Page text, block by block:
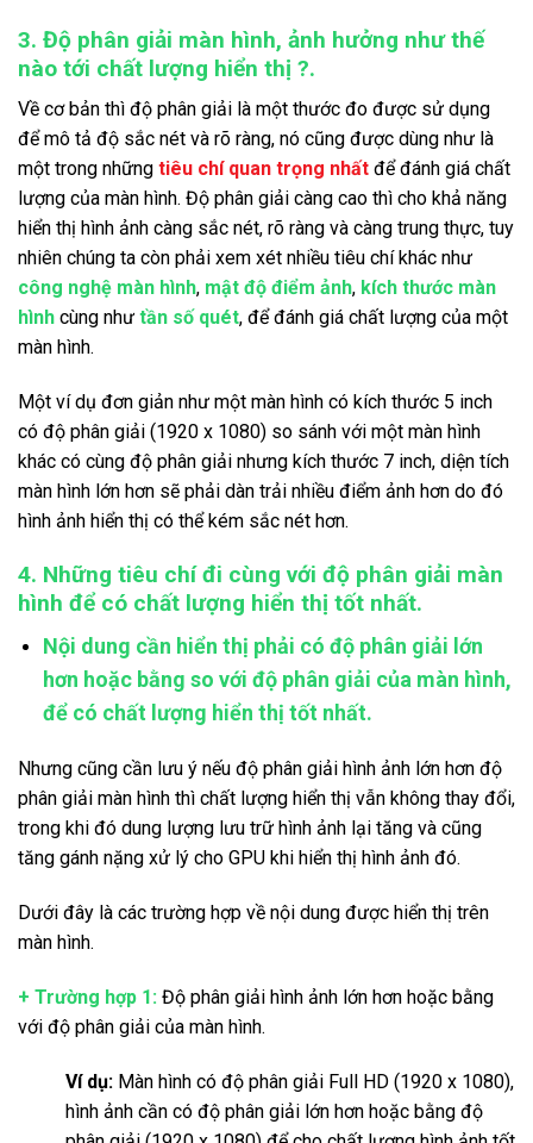
3. Độ phân giải màn hình, ảnh hưởng như thế
nào tới chất lượng hiển thị ?.
Về cơ bản thì độ phân giải là một thước đo được sử dụng
để mô tả độ sắc nét và rõ ràng, nó cũng được dùng như là
một trong những tiêu chí quan trọng nhất để đánh giá chất
lượng của màn hình. Độ phân giải càng cao thì cho khả năng
hiển thị hình ảnh càng sắc nét, rõ ràng và càng trung thực, tuy
nhiên chúng ta còn phải xem xét nhiều tiêu chí khác như
công nghệ màn hình, mật độ điểm ảnh, kích thước màn
hình cùng như tần số quét, để đánh giá chất lượng của một
màn hình.
Một ví dụ đơn giản như một màn hình có kích thước 5 inch
có độ phân giải (1920 x 1080) so sánh với một màn hình
khác có cùng độ phân giải nhưng kích thước 7 inch, diện tích
màn hình lớn hơn sẽ phải dàn trải nhiều điểm ảnh hơn do đó
hình ảnh hiển thị có thể kém sắc nét hơn.
4. Những tiêu chí đi cùng với độ phân giải màn
hình để có chất lượng hiển thị tốt nhất.
Nội dung cần hiển thị phải có độ phân giải lớn
hơn hoặc bằng so với độ phân giải của màn hình,
để có chất lượng hiển thị tốt nhất.
Nhưng cũng cần lưu ý nếu độ phân giải hình ảnh lớn hơn độ
phân giải màn hình thì chất lượng hiển thị vẫn không thay đổi,
trong khi đó dung lượng lưu trữ hình ảnh lại tăng và cũng
tăng gánh nặng xử lý cho GPU khi hiển thị hình ảnh đó.
Dưới đây là các trường hợp về nội dung được hiển thị trên
màn hình.
+ Trường hợp 1: Độ phân giải hình ảnh lớn hơn hoặc bằng
với độ phân giải của màn hình.
Ví dụ: Màn hình có độ phân giải Full HD (1920 x 1080),
hình ảnh cần có độ phân giải lớn hơn hoặc bằng độ